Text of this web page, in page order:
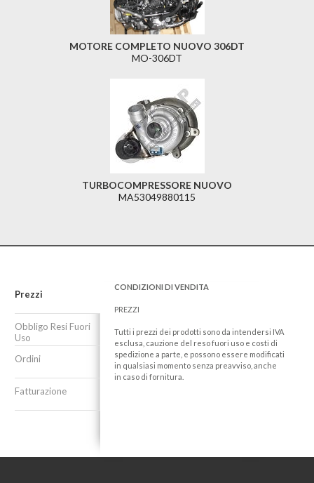
MOTORE COMPLETO NUOVO 306DT
MO-306DT
TURBOCOMPRESSORE NUOVO
MA53049880115
Prezzi
Obbligo Resi Fuori
Uso
Ordini
Fatturazione
CONDIZIONI DI VENDITA
PREZZI
Tutti i prezzi dei prodotti sono da intendersi IVA
esclusa, cauzione del reso fuori uso e costi di
spedizione a parte, e possono essere modificati
in qualsiasi momento senza preavviso, anche
in caso di fornitura.